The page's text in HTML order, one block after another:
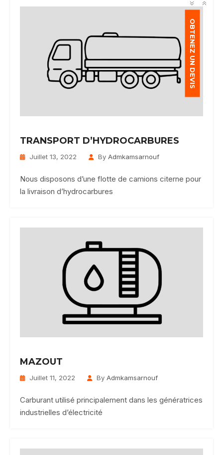
TRANSPORT D’HYDROCARBURES
Juillet 13, 2022 By Admkamsarnouf
Nous disposons d’une flotte de camions citerne pour
la livraison d’hydrocarbures
MAZOUT
Juillet 11, 2022 By Admkamsarnouf
Carburant utilisé principalement dans les génératrices
industrielles d’électricité
OBTENEZ UN DEVIS